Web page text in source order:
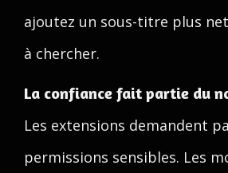
ajoutez un sous-titre plus
à chercher.
La confiance fait partie du
Les extensions demandent
permissions sensibles. Les